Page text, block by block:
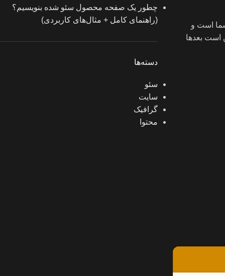
است و
است بعدها
چطور یک صفحه محصول سئو شده بنویسیم؟
(راهنمای کامل + مثال‌های کاربردی)
دسته‌ها
سئو
سایت
گرافیک
محتوا